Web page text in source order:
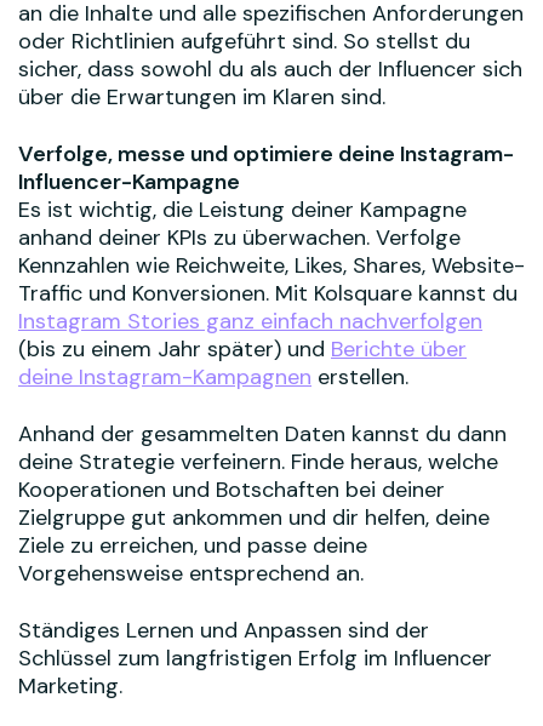
an die Inhalte und alle spezifischen Anforderungen
oder Richtlinien aufgeführt sind. So stellst du
sicher, dass sowohl du als auch der Influencer sich
über die Erwartungen im Klaren sind.
Verfolge, messe und optimiere deine Instagram-
Influencer-Kampagne
Es ist wichtig, die Leistung deiner Kampagne
anhand deiner KPIs zu überwachen. Verfolge
Kennzahlen wie Reichweite, Likes, Shares, Website-
Traffic und Konversionen. Mit Kolsquare kannst du
Instagram Stories ganz einfach nachverfolgen
(bis zu einem Jahr später) und Berichte über
deine Instagram-Kampagnen erstellen.
Anhand der gesammelten Daten kannst du dann
deine Strategie verfeinern. Finde heraus, welche
Kooperationen und Botschaften bei deiner
Zielgruppe gut ankommen und dir helfen, deine
Ziele zu erreichen, und passe deine
Vorgehensweise entsprechend an.
Ständiges Lernen und Anpassen sind der
Schlüssel zum langfristigen Erfolg im Influencer
Marketing.